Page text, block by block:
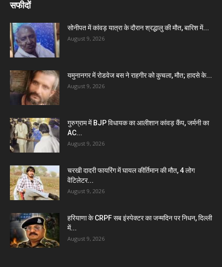
सफीदों
सोनीपत में कांवड़ यात्रा के दौरान श्रद्धालु की मौत, बारिश में...
August 9, 2026
यमुनानगर में रोडवेज बस ने राहगीर को कुचला, मौत; हादसे के...
August 9, 2026
गुरुग्राम में BJP विधायक का आलीशान कांवड़ कैंप, जर्मनी का
AC...
August 9, 2026
चरखी दादरी फायरिंग में घायल कीर्तिमान की मौत, 4 लोग
वेंटिलेटर...
August 9, 2026
हरियाणा के CRPF सब इंस्पेक्टर का जन्मदिन पर निधन, दिल्ली
में...
August 9, 2026